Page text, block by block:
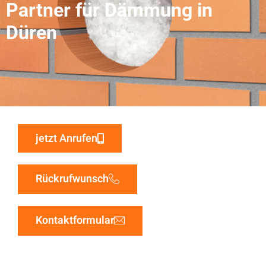
Partner für Dämmung in
Düren
jetzt Anrufen
Rückrufwunsch
Kontaktformular